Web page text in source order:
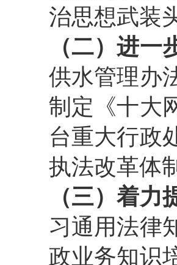
治思想武装
（二）进
供水管理办
制定《十大
台重大行政
执法改革体
（三）着
习通用法律
政业务知识